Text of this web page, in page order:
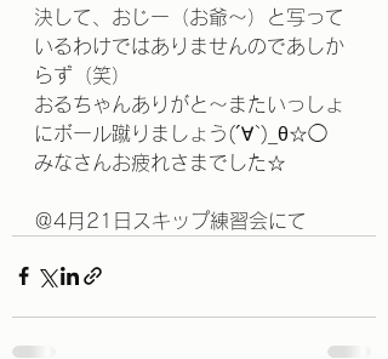
決して、おじー（お爺～）と写って
いるわけではありませんのであしか
らず（笑）
おるちゃんありがと～またいっしょ
にボール蹴りましょう(´∀`)_θ☆◯
みなさんお疲れさまでした☆
＠4月21日スキップ練習会にて